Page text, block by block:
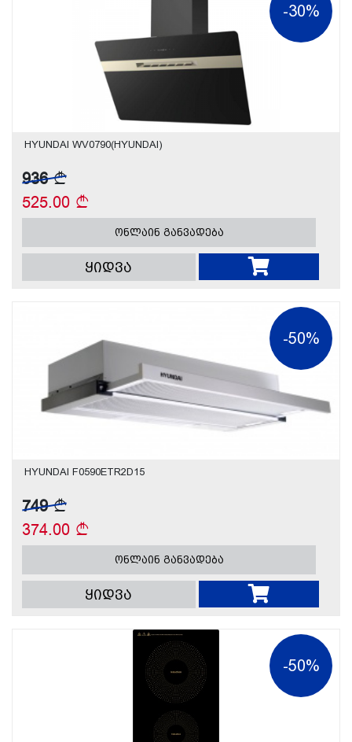
-30%
HYUNDAI WV0790(HYUNDAI)
936
525.00
ონლაინ განვადება
ყიდვა
-50%
HYUNDAI F0590ETR2D15
749
374.00
ონლაინ განვადება
ყიდვა
-50%